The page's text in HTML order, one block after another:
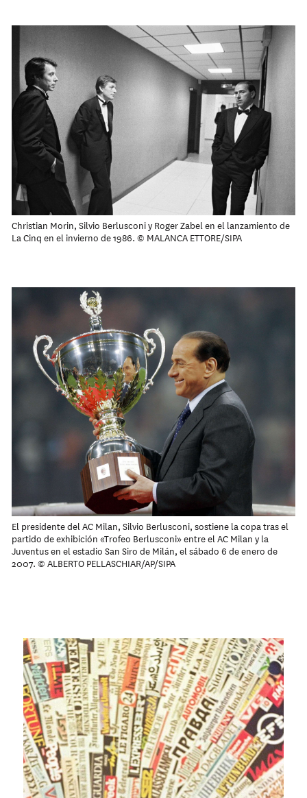
Christian Morin, Silvio Berlusconi y Roger Zabel en el lanzamiento de
La Cinq en el invierno de 1986. © MALANCA ETTORE/SIPA
El presidente del AC Milan, Silvio Berlusconi, sostiene la copa tras el
partido de exhibición «Trofeo Berlusconi» entre el AC Milan y la
Juventus en el estadio San Siro de Milán, el sábado 6 de enero de
2007. © ALBERTO PELLASCHIAR/AP/SIPA